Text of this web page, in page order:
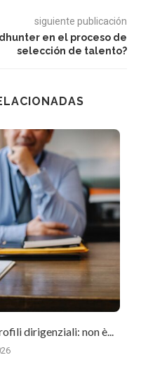
siguiente publicación
en el proceso de
selección de talento?
dirigenziali: non è...